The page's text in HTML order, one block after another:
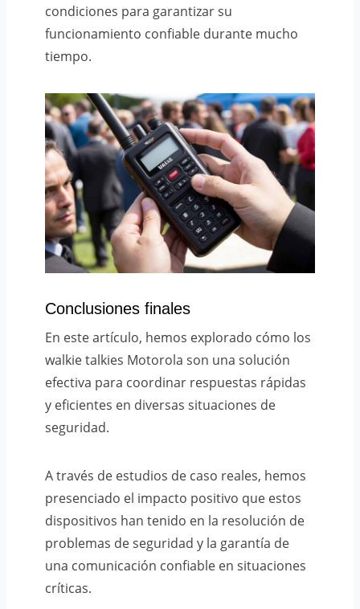
condiciones para garantizar su
funcionamiento confiable durante mucho
tiempo.
Conclusiones finales
En este artículo, hemos explorado cómo los
walkie talkies Motorola son una solución
efectiva para coordinar respuestas rápidas
y eficientes en diversas situaciones de
seguridad.
A través de estudios de caso reales, hemos
presenciado el impacto positivo que estos
dispositivos han tenido en la resolución de
problemas de seguridad y la garantía de
una comunicación confiable en situaciones
críticas.